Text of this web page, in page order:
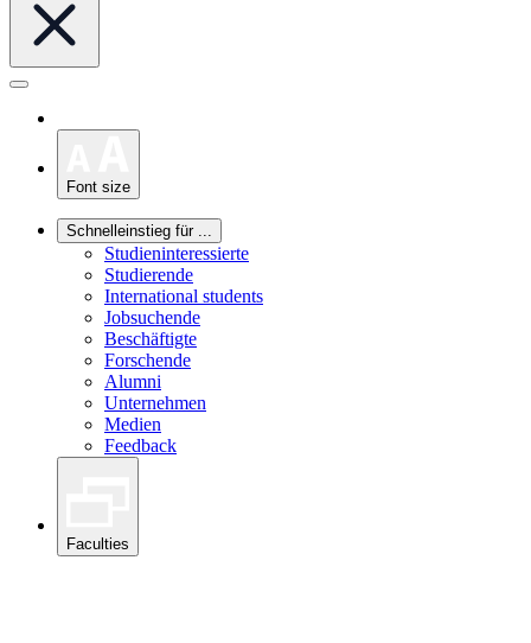
Font size
Schnelleinstieg für ...
Studieninteressierte
Studierende
International students
Jobsuchende
Beschäftigte
Forschende
Alumni
Unternehmen
Medien
Feedback
Faculties